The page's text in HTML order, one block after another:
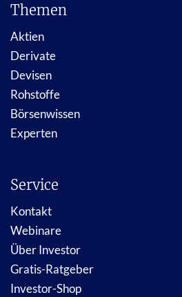
Themen
Aktien
Derivate
Devisen
Rohstoffe
Börsenwissen
Experten
Service
Kontakt
Webinare
Über Investor
Gratis-Ratgeber
Investor-Shop